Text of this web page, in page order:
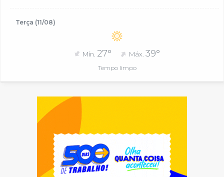
Terça (11/08)
Mín. 27° Máx.39°
Tempo limpo